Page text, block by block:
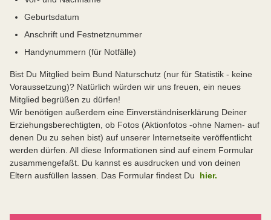
Geburtsdatum
Anschrift und Festnetznummer
Handynummern (für Notfälle)
Bist Du Mitglied beim Bund Naturschutz (nur für Statistik - keine
Voraussetzung)? Natürlich würden wir uns freuen, ein neues
Mitglied begrüßen zu dürfen!
Wir benötigen außerdem eine Einverständniserklärung Deiner
Erziehungsberechtigten, ob Fotos (Aktionfotos -ohne Namen- auf
denen Du zu sehen bist) auf unserer Internetseite veröffentlicht
werden dürfen. All diese Informationen sind auf einem Formular
zusammengefaßt. Du kannst es ausdrucken und von deinen
Eltern ausfüllen lassen. Das Formular findest Du
hier.